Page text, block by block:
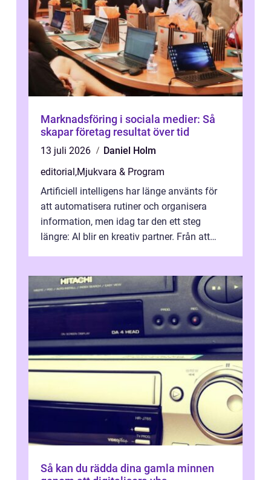
Marknadsföring i sociala medier: Så
skapar företag resultat över tid
13 juli 2026
Daniel Holm
editorial,Mjukvara & Program
Artificiell intelligens har länge använts för
att automatisera rutiner och organisera
information, men idag tar den ett steg
längre: AI blir en kreativ partner. Från att
Så kan du rädda dina gamla minnen